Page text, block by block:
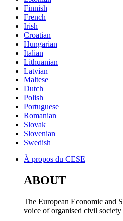
Finnish
French
Irish
Croatian
Hungarian
Italian
Lithuanian
Latvian
Maltese
Dutch
Polish
Portuguese
Romanian
Slovak
Slovenian
Swedish
navigation
À propos du CESE
ABOUT
The European Economic and
voice of organised civil society